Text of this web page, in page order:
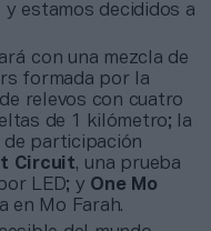
y estamos decididos a
con una mezcla de
formada por la
relevos con cuatro
de 1 kilómetro; la
de participación
Circuit, una prueba
LED; y One Mo
en Mo Farah.